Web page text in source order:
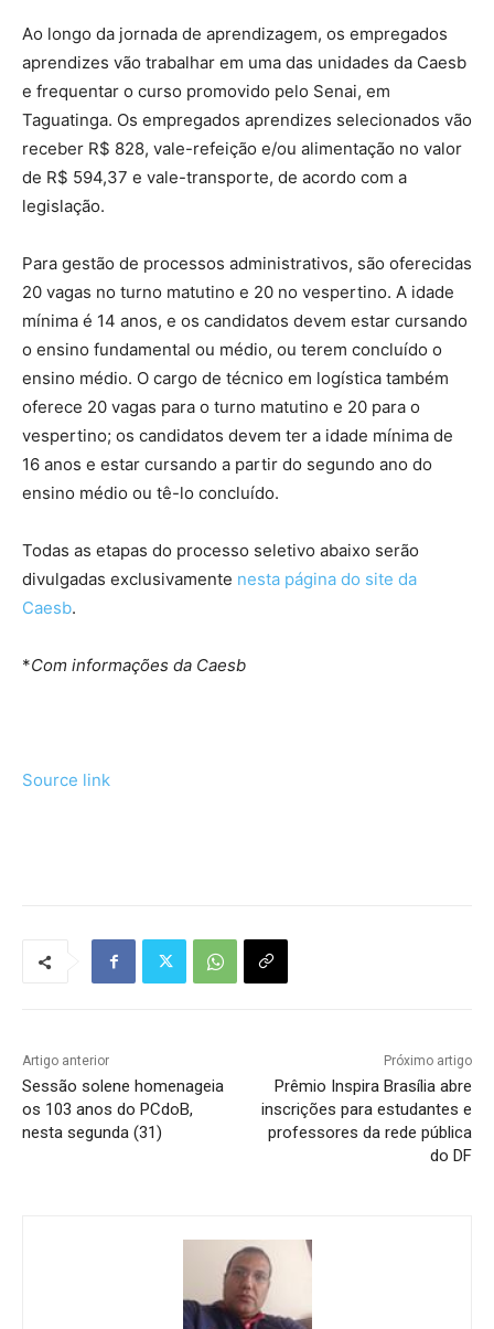
Ao longo da jornada de aprendizagem, os empregados
aprendizes vão trabalhar em uma das unidades da Caesb
e frequentar o curso promovido pelo Senai, em
Taguatinga. Os empregados aprendizes selecionados vão
receber R$ 828, vale-refeição e/ou alimentação no valor
de R$ 594,37 e vale-transporte, de acordo com a
legislação.
Para gestão de processos administrativos, são oferecidas
20 vagas no turno matutino e 20 no vespertino. A idade
mínima é 14 anos, e os candidatos devem estar cursando
o ensino fundamental ou médio, ou terem concluído o
ensino médio. O cargo de técnico em logística também
oferece 20 vagas para o turno matutino e 20 para o
vespertino; os candidatos devem ter a idade mínima de
16 anos e estar cursando a partir do segundo ano do
ensino médio ou tê-lo concluído.
Todas as etapas do processo seletivo abaixo serão
divulgadas exclusivamente nesta página do site da
Caesb.
*Com informações da Caesb
Source link
Artigo anterior
Sessão solene homenageia
os 103 anos do PCdoB,
nesta segunda (31)
Próximo artigo
Prêmio Inspira Brasília abre
inscrições para estudantes e
professores da rede pública
do DF